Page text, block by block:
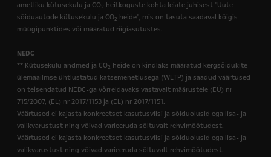
ametliku kütusekulu ja CO2 heitkoguste kohta leiate juhisest "Uute
sõiduautode kütusekulu ja CO2 heide", mis on tasuta saadaval kõigis
müügipunktides või määratud riigiasutustes.
NEDC
** Kütusekulu andmed ja CO2 heide on kindlaks määratud kergsõidukite
ülemaailmse ühtlustatud katsemenetlusega (WLTP) ja saadud väärtused
on teisendatud NEDC-ga võrreldavaks vastavalt määrustele (EÜ) nr
715/2007, (EL) nr 2017/1153 ja (EL) nr 2017/1151.
Väärtused ei kajasta konkreetset kasutusviisi ja sõiduolusid ega lisa- ja
valikvarustust ning võivad varieeruda sõltuvalt rehvimõõtudest.
Väärtused ei kajasta konkreetset kasutusviisi ja sõiduolusid ega lisa- ja
valikvarustust ning võivad varieeruda sõltuvalt rehvimõõtudest.